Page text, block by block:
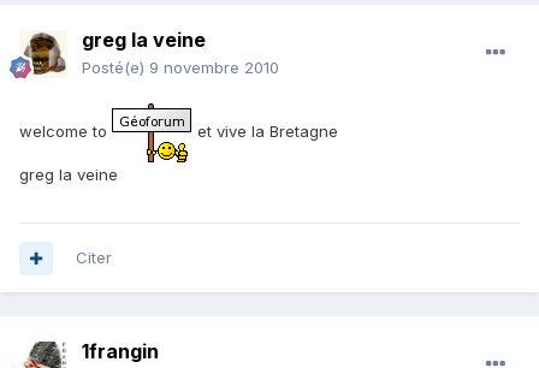
greg la veine
Posté(e) 9 novembre 2010
welcome to et vive la Bretagne
greg la veine
Citer
1frangin